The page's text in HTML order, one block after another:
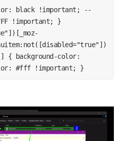
black !important; --
!important; }
{ background-color:
#fff !important; }